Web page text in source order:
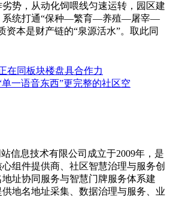
，从动化饲喂线匀速运转，园区建
系统打通“保种—繁育—养殖—屠宰—
资本是财产链的“泉源活水”。取此同
在同板块楼盘具合作力
单一语音东西”更完整的社区空
信息技术有限公司成立于2009年，是
组件提供商、社区智慧治理与服务创
址协同服务与智慧门牌服务体系建
地名地址采集、数据治理与服务、业